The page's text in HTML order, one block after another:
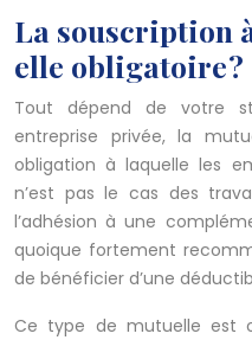
La souscription
elle obligatoire ?
Tout dépend de votre
entreprise privée, la
obligation à laquelle les
n’est pas le cas des
l’adhésion à une
quoique fortement
de bénéficier d’une
Ce type de mutuelle est